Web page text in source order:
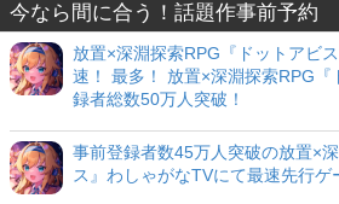
今なら間に合う！話題作事前予約
放置×深淵探索RPG『ドットアビ
速！ 最多！ 放置×深淵探索RPG『
録者総数50万人突破！
事前登録者数45万人突破の放置×
ス』わしゃがなTVにて最速先行ゲ